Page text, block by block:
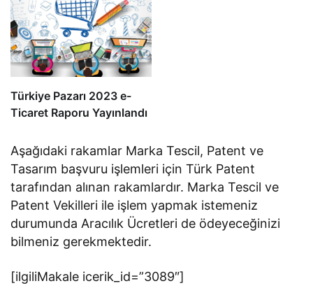
Türkiye Pazarı 2023 e-
Ticaret Raporu Yayınlandı
Aşağıdaki rakamlar Marka Tescil, Patent ve
Tasarım başvuru işlemleri için Türk Patent
tarafından alınan rakamlardır. Marka Tescil ve
Patent Vekilleri ile işlem yapmak istemeniz
durumunda Aracılık Ücretleri de ödeyeceğinizi
bilmeniz gerekmektedir.
[ilgiliMakale icerik_id=”3089″]